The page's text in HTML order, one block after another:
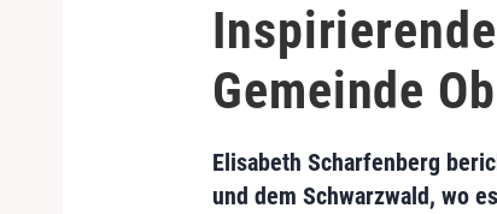
Gemeinde
Elisabeth Scharfenberg
und dem Schwarzwald, wo